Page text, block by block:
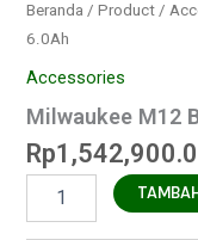
Beranda /Product /
6.0Ah
Accessories
Milwaukee M12
Rp